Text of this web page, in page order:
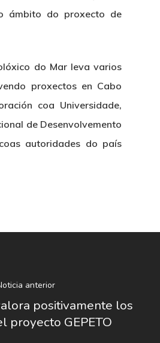
ámbito do proxecto de
do Mar leva varios
proxectos en Cabo
coa Universidade,
de Desenvolvemento
autoridades do país
anterior
positivamente los
proyecto GEPETO